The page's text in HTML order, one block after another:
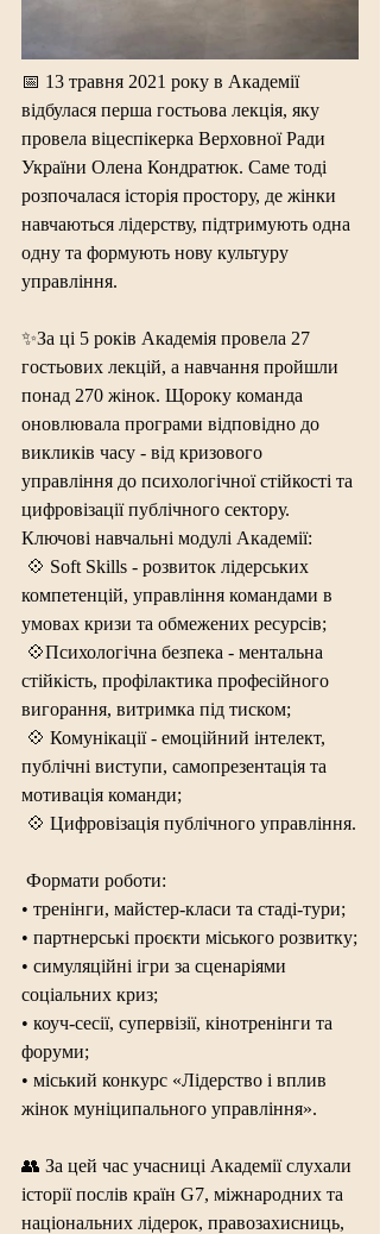
📅 13 травня 2021 року в Академії
відбулася перша гостьова лекція, яку
провела віцеспікерка Верховної Ради
України Олена Кондратюк. Саме тоді
розпочалася історія простору, де жінки
навчаються лідерству, підтримують одна
одну та формують нову культуру
управління.
✨За ці 5 років Академія провела 27
гостьових лекцій, а навчання пройшли
понад 270 жінок. Щороку команда
оновлювала програми відповідно до
викликів часу - від кризового
управління до психологічної стійкості та
цифровізації публічного сектору.
Ключові навчальні модулі Академії:
💠 Soft Skills - розвиток лідерських
компетенцій, управління командами в
умовах кризи та обмежених ресурсів;
💠Психологічна безпека - ментальна
стійкість, профілактика професійного
вигорання, витримка під тиском;
💠 Комунікації - емоційний інтелект,
публічні виступи, самопрезентація та
мотивація команди;
💠 Цифровізація публічного управління.
Формати роботи:
• тренінги, майстер-класи та стаді-тури;
• партнерські проєкти міського розвитку;
• симуляційні ігри за сценаріями
соціальних криз;
• коуч-сесії, супервізії, кінотренінги та
форуми;
• міський конкурс «Лідерство і вплив
жінок муніципального управління».
👥 За цей час учасниці Академії слухали
історії послів країн G7, міжнародних та
національних лідерок, правозахисниць,